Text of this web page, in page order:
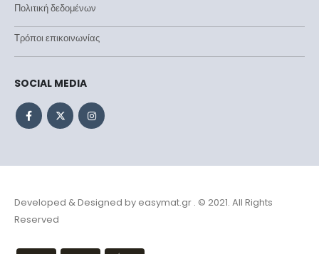
Πολιτική δεδομένων
Τρόποι επικοινωνίας
SOCIAL MEDIA
Developed & Designed by easymat.gr . © 2021. All Rights
Reserved